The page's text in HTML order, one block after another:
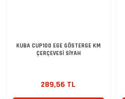
KUBA CUP100 EGE GÖSTERGE KM
ÇERÇEVESİ SİYAH
289,56 TL